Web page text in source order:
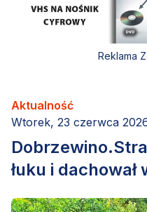
Reklama
Aktualność
Wtorek, 23 czerwca
łuku i dachował